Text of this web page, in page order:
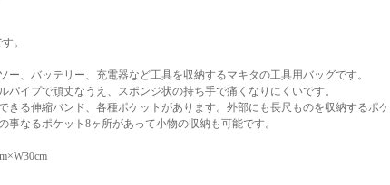
。
ー、バッテリー、充電器など工具を収納するマキタの工具用バッグです。
パイプで頑丈なうえ、スポンジ状の持ち手で痛くなりにくいです。
きる伸縮バンド、各種ポケットがあります。外部にも長尺ものを収納するポケ
事なるポケット8ヶ所があって小物の収納も可能です。